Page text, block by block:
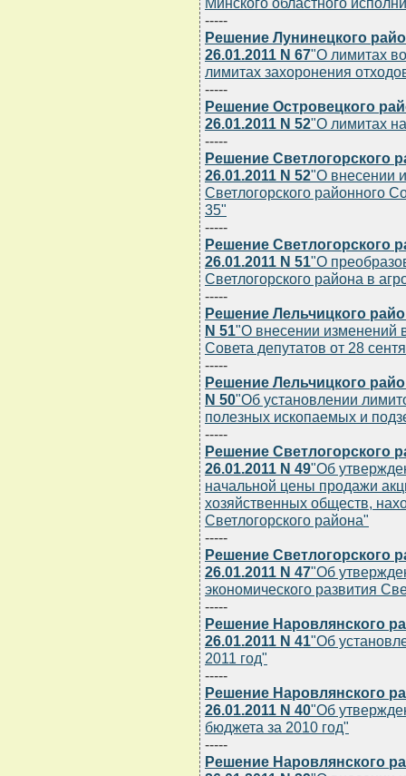
-----
Решение Лунинецкого
26.01.2011 N 67"О лимитах
лимитах захоронения
-----
Решение Островецкого
26.01.2011 N 52"О лимитах
-----
Решение Светлогорского
26.01.2011 N 52"О внесении
Светлогорского районного
35"
-----
Решение Светлогорского
26.01.2011 N 51"О
Светлогорского района в
-----
Решение Лельчицкого
N 51"О внесении изменений
Совета депутатов от 28
-----
Решение Лельчицкого
N 50"Об установлении
полезных ископаемых и
-----
Решение Светлогорского
26.01.2011 N 49"Об
начальной цены продажи
хозяйственных обществ,
Светлогорского района"
-----
Решение Светлогорского
26.01.2011 N 47"Об
экономического развития
-----
Решение Наровлянского
26.01.2011 N 41"Об
2011 год"
-----
Решение Наровлянского
26.01.2011 N 40"Об
бюджета за 2010 год"
-----
Решение Наровлянского